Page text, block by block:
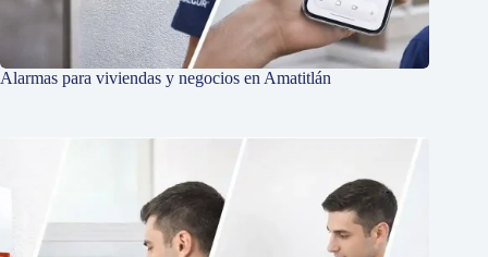
Alarmas para viviendas y negocios en Amatitlán